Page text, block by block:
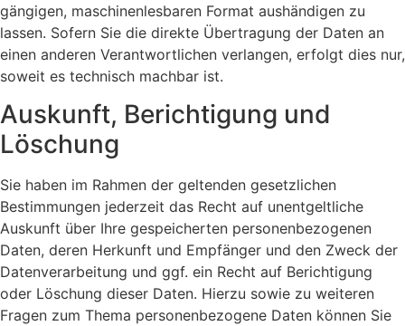
gängigen, maschinenlesbaren Format aushändigen zu
lassen. Sofern Sie die direkte Übertragung der Daten an
einen anderen Verantwortlichen verlangen, erfolgt dies nur,
soweit es technisch machbar ist.
Auskunft, Berichtigung und
Löschung
Sie haben im Rahmen der geltenden gesetzlichen
Bestimmungen jederzeit das Recht auf unentgeltliche
Auskunft über Ihre gespeicherten personenbezogenen
Daten, deren Herkunft und Empfänger und den Zweck der
Datenverarbeitung und ggf. ein Recht auf Berichtigung
oder Löschung dieser Daten. Hierzu sowie zu weiteren
Fragen zum Thema personenbezogene Daten können Sie